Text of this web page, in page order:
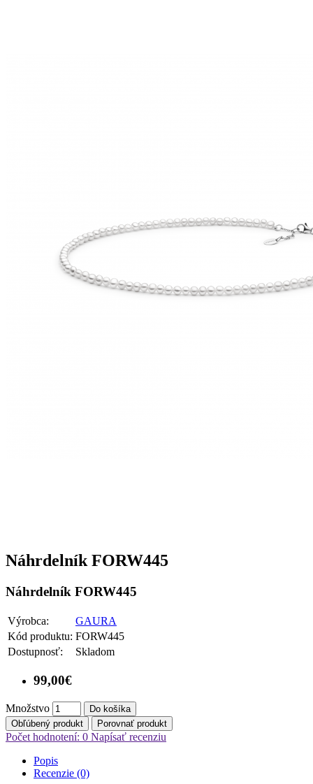
Náhrdelník FORW445
Náhrdelník FORW445
Výrobca:
GAURA
Kód produktu: FORW445
Dostupnosť:
Skladom
99,00€
Množstvo
Do košíka
Obľúbený produkt
Porovnať produkt
Počet hodnotení: 0 Napísať recenziu
Popis
Recenzie (0)